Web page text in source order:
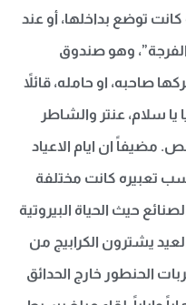
توضع بداخلها، أو عند
وهو صندوق
صاحبه، او حامله، قائلاً
يا سلام، عنتر والشاطر
مضيفاً ان ايام الاعياد
تعبيره كانت مختلفة
حيث الحياة البيروتية
يشترون الكرابيج من
الحنطور خارج الحدائق